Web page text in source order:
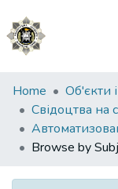
Communities
&
Collections
All of DSpace
Home